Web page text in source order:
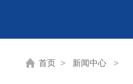
首页 > 新闻中心 >